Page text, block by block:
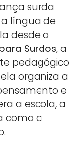
surda
língua de
desde o
Surdos, a
pedagógico
organiza a
e
a escola, a
como a